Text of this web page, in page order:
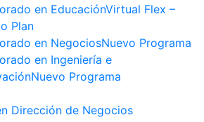
en EducaciónVirtual Flex –
Plan
en NegociosNuevo Programa
en Ingeniería e
Nuevo Programa
Dirección de Negocios